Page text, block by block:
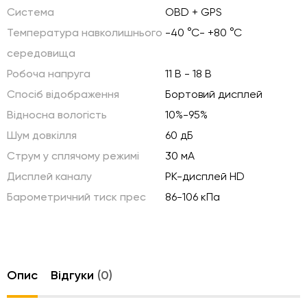
Система
OBD + GPS
Температура навколишнього
середовища
-40 °C- +80 °C
Робоча напруга
11 В - 18 В
Спосіб відображення
Бортовий дисплей
Відносна вологість
10%-95%
Шум довкілля
60 дБ
Струм у сплячому режимі
30 мА
Дисплей каналу
РК-дисплей HD
Барометричний тиск прес
86-106 кПа
Опис Відгуки (0)